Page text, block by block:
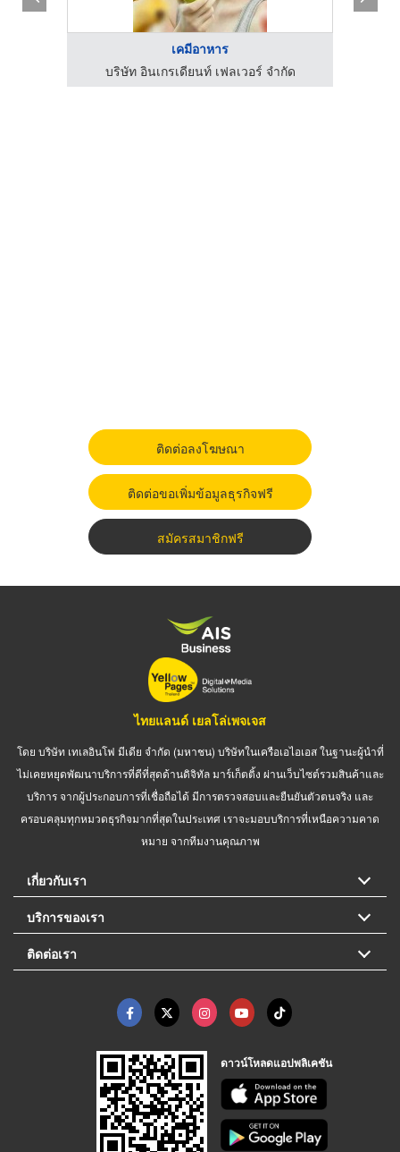
เคมีอาหาร
บริษัท อินเกรเดียนท์ เฟลเวอร์ จำกัด
ติดต่อลงโฆษณา
ติดต่อขอเพิ่มข้อมูลธุรกิจฟรี
สมัครสมาชิกฟรี
ไทยแลนด์ เยลโล่เพจเจส
โดย บริษัท เทเลอินโฟ มีเดีย จำกัด (มหาชน) บริษัทในเครือเอไอเอส ในฐานะผู้นำที่
ไม่เคยหยุดพัฒนาบริการที่ดีที่สุดด้านดิจิทัล มาร์เก็ตติ้ง ผ่านเว็บไซต์รวมสินค้าและ
บริการ จากผู้ประกอบการที่เชื่อถือได้ มีการตรวจสอบและยืนยันตัวตนจริง และ
ครอบคลุมทุกหมวดธุรกิจมากที่สุดในประเทศ เราจะมอบบริการที่เหนือความคาด
หมาย จากทีมงานคุณภาพ
เกี่ยวกับเรา
บริการของเรา
ติดต่อเรา
ดาวน์โหลดแอปพลิเคชัน